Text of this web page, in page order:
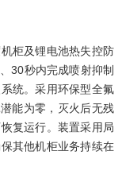
柜及锂电池热失控防
30秒内完成喷射抑制
统。采用环保型全氟
能为零，灭火后无残
复运行。装置采用局
其他机柜业务持续在